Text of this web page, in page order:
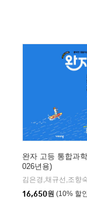
완자 고등 통합과
026년용)
16,650원 (10% 할